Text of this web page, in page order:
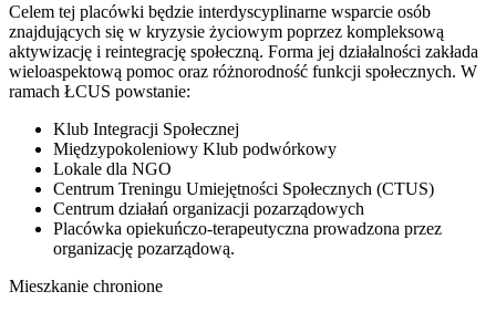
Celem tej placówki będzie interdyscyplinarne wsparcie osób
znajdujących się w kryzysie życiowym poprzez kompleksową
aktywizację i reintegrację społeczną. Forma jej działalności zakłada
wieloaspektową pomoc oraz różnorodność funkcji społecznych. W
ramach ŁCUS powstanie:
Klub Integracji Społecznej
Międzypokoleniowy Klub podwórkowy
Lokale dla NGO
Centrum Treningu Umiejętności Społecznych (CTUS)
Centrum działań organizacji pozarządowych
Placówka opiekuńczo-terapeutyczna prowadzona przez
organizację pozarządową.
Mieszkanie chronione